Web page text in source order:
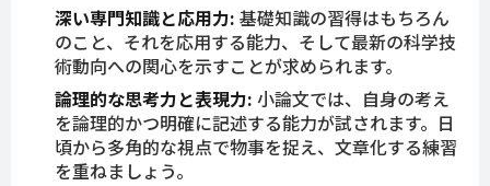
深い専門知識と応用力: 基礎知識の習得はもちろん
のこと、それを応用する能力、そして最新の科学技
術動向への関心を示すことが求められます。
論理的な思考力と表現力: 小論文では、自身の考え
を論理的かつ明確に記述する能力が試されます。日
頃から多角的な視点で物事を捉え、文章化する練習
を重ねましょう。